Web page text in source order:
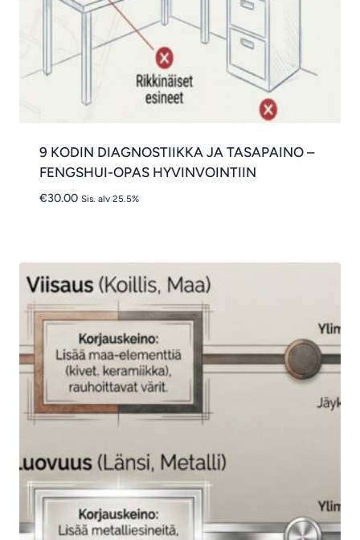
9 KODIN DIAGNOSTIIKKA JA TASAPAINO –
FENGSHUI-OPAS HYVINVOINTIIN
€30.00 Sis. alv 25.5%